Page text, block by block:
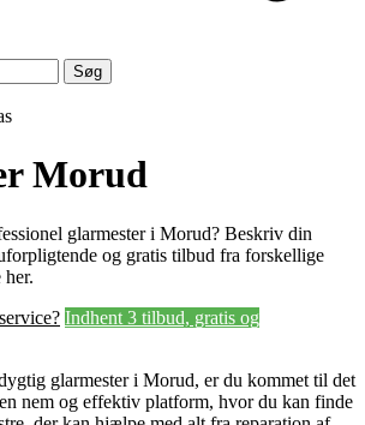
Morud
glarmester i Morud? Beskriv din
og gratis tilbud fra forskellige
her.
Indhent 3 tilbud, gratis og
glarmester i Morud, er du kommet til det
nem og effektiv platform, hvor du kan finde